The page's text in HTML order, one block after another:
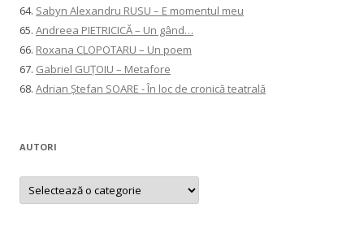
64. Sabyn Alexandru RUSU – E momentul meu
65. Andreea PIETRICICĂ – Un gând…
66. Roxana CLOPOTARU – Un poem
67. Gabriel GUȚOIU – Metafore
68. Adrian Ștefan SOARE - În loc de cronică teatrală
AUTORI
AUTORI